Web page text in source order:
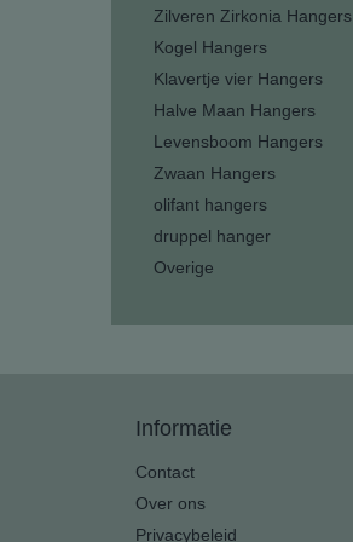
Zilveren Zirkonia Hangers
Kogel Hangers
Klavertje vier Hangers
Halve Maan Hangers
Levensboom Hangers
Zwaan Hangers
olifant hangers
druppel hanger
Overige
Informatie
Contact
Over ons
Privacybeleid